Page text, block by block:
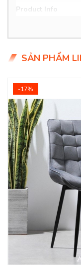
Product Info
Chất liệu: Ghế bọc
Giá KM:
Delivery Free: Miễn
Hoà, TDM Bình
Ghế Bàn Ăn
Trọng!
Một căn bếp đẳng
ăn cao cấp. Đây sẽ
căn bếp và mang
nên đặc biệt hơn.
đình thêm đầm ấm
SẢN PHẨM
-17%